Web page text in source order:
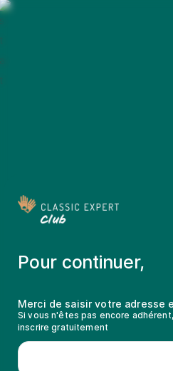
Pour continuer,
Merci de saisir votre adresse
Si vous n'êtes pas encore
inscrire gratuitement